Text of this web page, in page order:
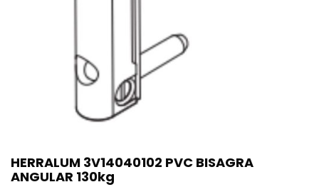
HERRALUM 3V14040102 PVC BISAGRA
ANGULAR 130kg